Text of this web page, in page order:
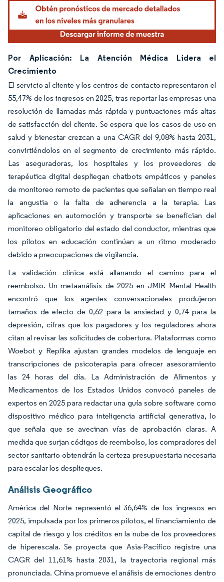
Por Aplicación: La Atención Médica Lidera el
Crecimiento
El servicio al cliente y los centros de contacto representaron el
55,47% de los ingresos en 2025, tras reportar las empresas una
resolución de llamadas más rápida y puntuaciones más altas
de satisfacción del cliente. Se espera que los casos de uso en
salud y bienestar crezcan a una CAGR del 9,08% hasta 2031,
convirtiéndolos en el segmento de crecimiento más rápido.
Las aseguradoras, los hospitales y los proveedores de
terapéutica digital despliegan chatbots empáticos y paneles
de monitoreo remoto de pacientes que señalan en tiempo real
la angustia o la falta de adherencia a la terapia. Las
aplicaciones en automoción y transporte se benefician del
monitoreo obligatorio del estado del conductor, mientras que
los pilotos en educación continúan a un ritmo moderado
debido a preocupaciones de vigilancia.
La validación clínica está allanando el camino para el
reembolso. Un metaanálisis de 2025 en JMIR Mental Health
encontró que los agentes conversacionales produjeron
tamaños de efecto de 0,62 para la ansiedad y 0,74 para la
depresión, cifras que los pagadores y los reguladores ahora
citan al revisar las solicitudes de cobertura. Plataformas como
Woebot y Replika ajustan grandes modelos de lenguaje en
transcripciones de psicoterapia para ofrecer asesoramiento
las 24 horas del día. La Administración de Alimentos y
Medicamentos de los Estados Unidos convocó paneles de
expertos en 2025 para redactar una guía sobre software como
dispositivo médico para inteligencia artificial generativa, lo
que señala que se avecinan vías de aprobación claras. A
medida que surjan códigos de reembolso, los compradores del
sector sanitario obtendrán la certeza presupuestaria necesaria
para escalar los despliegues.
Análisis Geográfico
América del Norte representó el 36,64% de los ingresos en
2025, impulsada por los primeros pilotos, el financiamiento de
capital de riesgo y los créditos en la nube de los proveedores
de hiperescala. Se proyecta que Asia-Pacífico registre una
CAGR del 11,61% hasta 2031, la trayectoria regional más
pronunciada. China promueve el análisis de emociones dentro